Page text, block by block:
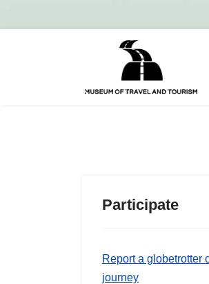
Participate
Report a globetrotter
journey